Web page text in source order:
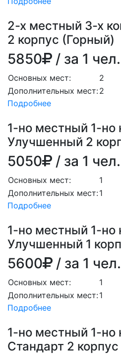
2-х местный 3-х
2 корпус (Горный)
5850 / за 1
Основных мест:
2
Дополнительных мест:2
Подробнее
1-но местный 1-но
Улучшенный 2
5050 / за 1
Основных мест:
1
Дополнительных мест:1
Подробнее
1-но местный 1-но
Улучшенный 1
5600 / за 1
Основных мест:
1
Дополнительных мест:1
Подробнее
1-но местный 1-но
Стандарт 2